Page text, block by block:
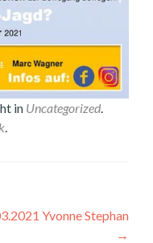
in Uncategorized.
.
Yvonne Stephan
→